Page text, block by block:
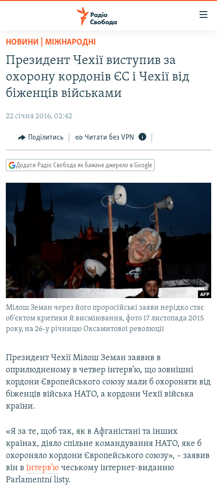
Перейти
основного
матеріалу
Перейти
до
основної
Перейти
до
пошуку
ВСЕ ЗА ДОБУ
СТАТТІ
ЕКОНОМІКА
СУСПІЛЬСТВО
СВІТ
РОСІЙСЬКА «ФІЛЬТРАЦІЯ»
ДОНБАС.РЕАЛІЇ
ТИ ЯК?
КИТАЙ.ВИКЛИКИ
МУЛЬТИМЕДІА
ФОТО
СПЕЦПРОЄКТИ
ПОДКАСТИ
КРИМ РЕАЛІЇ
РУС
УКР
КТАТ
ДОЛУЧАЙСЯ!
Усі сайти RFE/RL
НОВИНИ | МІЖНАРОДНІ
Президент Чехії виступив за
охорону кордонів ЄС і Чехії від
біженців військами
22 січня 2016, 02:42
Поділитись Читати без VPN
Додати Радіо Свобода як бажане джерело в Google
Мілош Земан через його проросійські заяви нерідко стає
об’єктом критики й висміювання, фото 17 листопада 2015
року, на 26-у річницю Оксамитової революції
Президент Чехії Мілош Земан заявив в
оприлюдненому в четвер інтерв’ю, що зовнішні
кордони Європейського союзу мали б охороняти від
біженців війська НАТО, а кордони Чехії війська
країни.
«Я за те, щоб так, як в Афганістані та інших
країнах, діяло спільне командування НАТО, яке б
охороняло кордони Європейського союзу», – заявив
він в інтерв’ю чеському інтернет-виданню
Parlamentní listy.